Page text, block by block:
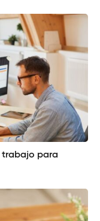
trabajo para